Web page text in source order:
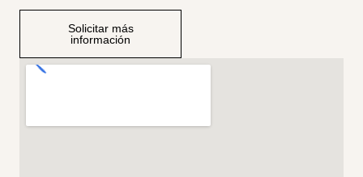
Solicitar más
información